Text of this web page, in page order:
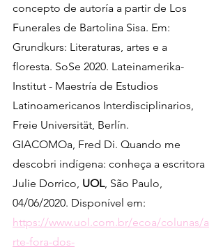
concepto de autoría a partir de Los
Funerales de Bartolina Sisa. Em:
Grundkurs: Literaturas, artes e a
floresta. SoSe 2020. Lateinamerika-
Institut - Maestría de Estudios
Latinoamericanos Interdisciplinarios,
Freie Universität, Berlín.
GIACOMOa, Fred Di. Quando me
descobri indígena: conheça a escritora
Julie Dorrico, UOL, São Paulo,
04/06/2020. Disponível em:
https://www.uol.com.br/ecoa/colunas/a
rte-fora-dos-